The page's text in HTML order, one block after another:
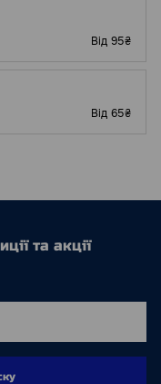
Від 95₴
Від 65₴
та акції